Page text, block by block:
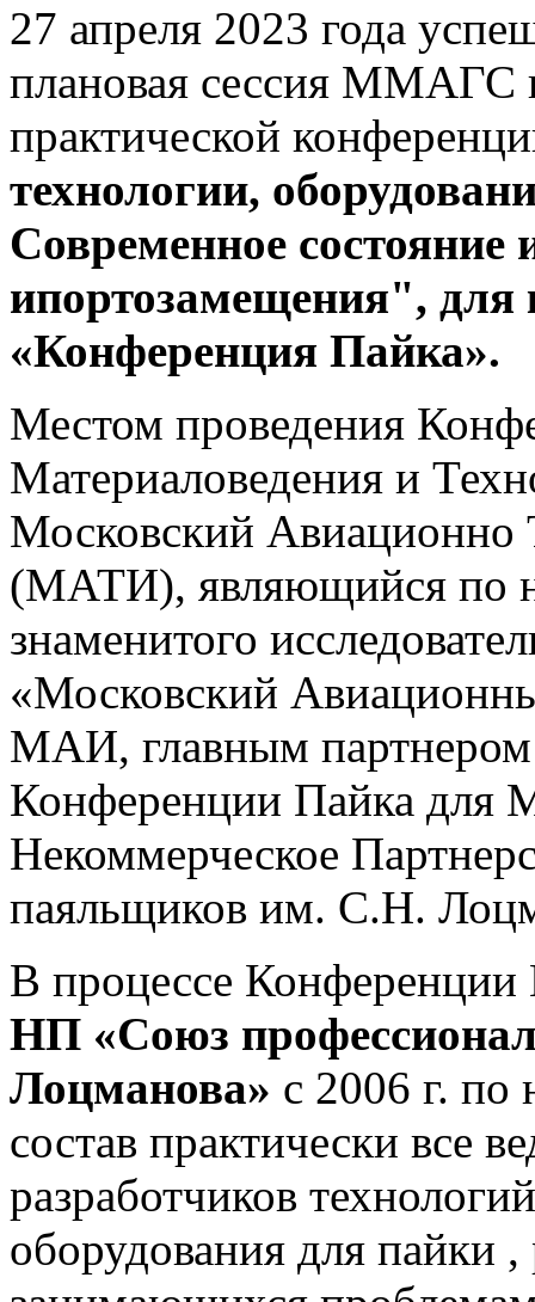
27 апреля 2023 года
плановая сессия ММАГС
практической
технологии,
Современное
ипортозамещения", для
«Конференция Пайка».
Местом проведения
Материаловедения и
Московский Авиационно
(МАТИ), являющийся по
знаменитого
«Московский
МАИ, главным партнером
Конференции Пайка
Некоммерческое
паяльщиков им. С.Н.
В процессе Конференции
НП «Союз
Лоцманова» с 2006 г. по
состав практически все
разработчиков
оборудования для пайки ,